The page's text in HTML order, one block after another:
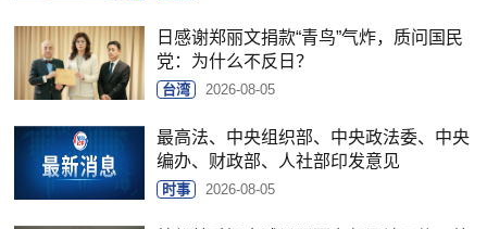
日感谢郑丽文捐款“青鸟”气炸，质问国民
党：为什么不反日？
台湾 2026-08-05
最高法、中央组织部、中央政法委、中央
编办、财政部、人社部印发意见
时事 2026-08-05